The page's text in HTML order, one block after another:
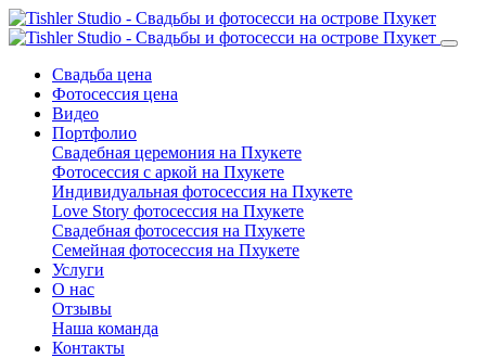
Свадьба цена
Фотосессия цена
Видео
Портфолио
Свадебная церемония на Пхукете
Фотосессия с аркой на Пхукете
Индивидуальная фотосессия на Пхукете
Love Story фотосессия на Пхукете
Свадебная фотосессия на Пхукете
Семейная фотосессия на Пхукете
Услуги
О нас
Отзывы
Наша команда
Контакты